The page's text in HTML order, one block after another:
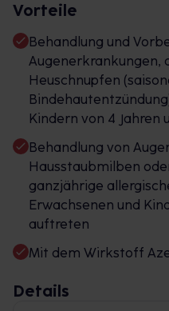
Vorteile
Behandlung und
Augenerkrankungen,
Heuschnupfen
Kindern von 4
Behandlung von
Hausstaubmilben
ganzjährige
Erwachsenen und
auftreten
Mit dem Wirkstoff
Details